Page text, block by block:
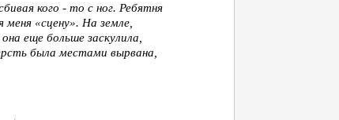
кого - то с ног. Ребятня
«сцену». На земле,
еще больше заскулила,
была местами вырвана,